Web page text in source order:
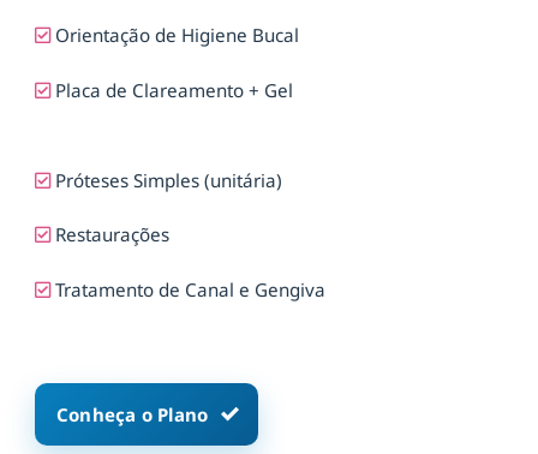
Orientação de Higiene Bucal
Placa de Clareamento + Gel
Próteses Simples (unitária)
Restaurações
Tratamento de Canal e Gengiva
Conheça o Plano